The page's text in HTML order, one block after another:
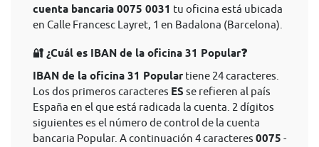
cuenta bancaria 0075 0031 tu oficina está ubicada
en Calle Francesc Layret, 1 en Badalona (Barcelona).
🔐 ¿Cuál es IBAN de la oficina 31 Popular❓
IBAN de la oficina 31 Popular tiene 24 caracteres.
Los dos primeros caracteres ES se refieren al país
España en el que está radicada la cuenta. 2 dígitos
siguientes es el número de control de la cuenta
bancaria Popular. A continuación 4 caracteres 0075 -